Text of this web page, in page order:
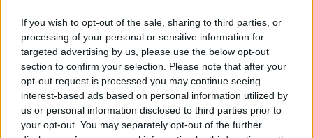
If you wish to opt-out of the sale, sharing to third parties, or
processing of your personal or sensitive information for
targeted advertising by us, please use the below opt-out
section to confirm your selection. Please note that after your
opt-out request is processed you may continue seeing
interest-based ads based on personal information utilized by
us or personal information disclosed to third parties prior to
your opt-out. You may separately opt-out of the further
Victoire prisidėjo prie Sistemos taikymo ir
pernelyg pasitikėjo Conroy’umi. Tačiau dabar,
auštant pirmajam Viktorijos viešpatavimo
rytui, tylutėliai grįždama į miegamąjį, kuriame